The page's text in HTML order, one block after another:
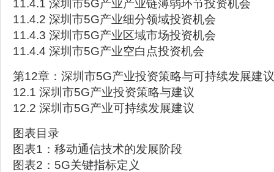
11.4.1 深圳市5G产业产业链薄弱环节投资机会
11.4.2 深圳市5G产业细分领域投资机会
11.4.3 深圳市5G产业区域市场投资机会
11.4.4 深圳市5G产业空白点投资机会
第12章：深圳市5G产业投资策略与可持续发展建议
12.1 深圳市5G产业投资策略与建议
12.2 深圳市5G产业可持续发展建议
图表目录
图表1：移动通信技术的发展阶段
图表2：5G关键指标定义